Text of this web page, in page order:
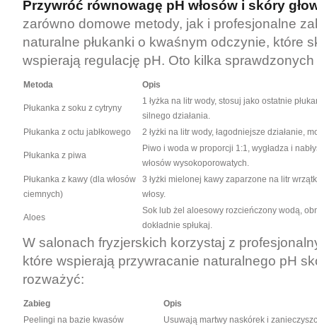
Przywróć równowagę pH włosów i skóry
zarówno domowe metody, jak i profesjonalne
naturalne płukanki o kwaśnym odczynie, które
wspierają regulację pH. Oto kilka
Metoda Opis
Płukanka z soku z cytryny
1 łyżka na litr wody, stosuj jako ostatnie
silnego działania.
Płukanka z octu jabłkowego
2 łyżki na litr wody, łagodniejsze działanie,
Płukanka z piwa
Piwo i woda w proporcji 1:1, wygładza i
włosów wysokoporowatych.
Płukanka z kawy (dla włosów
ciemnych)
3 łyżki mielonej kawy zaparzone na litr
włosy.
Aloes
Sok lub żel aloesowy rozcieńczony wodą,
dokładnie spłukaj.
W salonach fryzjerskich korzystaj z
które wspierają przywracanie naturalnego pH
rozważyć:
Zabieg
Opis
Peelingi na bazie kwasów
Usuwają martwy naskórek i